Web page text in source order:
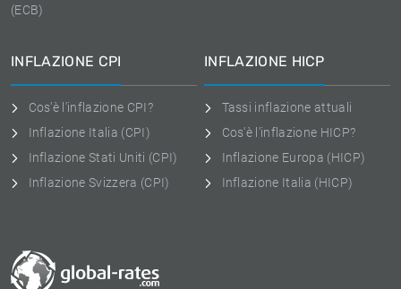
(ECB)
INFLAZIONE CPI
Cos'è l'inflazione CPI?
Inflazione Italia (CPI)
Inflazione Stati Uniti (CPI)
Inflazione Svizzera (CPI)
INFLAZIONE HICP
Tassi inflazione attuali
Cos'è l'inflazione HICP?
Inflazione Europa (HICP)
Inflazione Italia (HICP)